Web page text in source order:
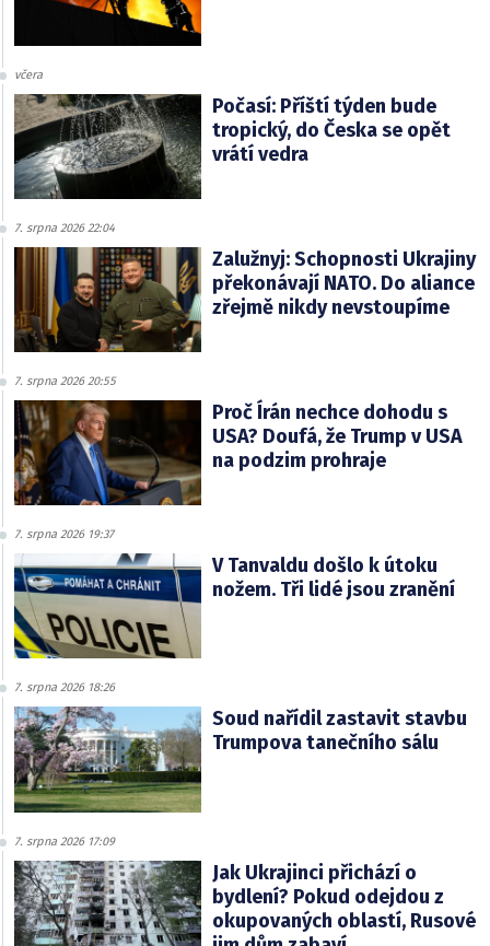
včera
Počasí: Příští týden bude
tropický, do Česka se opět
vrátí vedra
7. srpna 2026 22:04
Zalužnyj: Schopnosti Ukrajiny
překonávají NATO. Do aliance
zřejmě nikdy nevstoupíme
7. srpna 2026 20:55
Proč Írán nechce dohodu s
USA? Doufá, že Trump v USA
na podzim prohraje
7. srpna 2026 19:37
V Tanvaldu došlo k útoku
nožem. Tři lidé jsou zranění
7. srpna 2026 18:26
Soud nařídil zastavit stavbu
Trumpova tanečního sálu
7. srpna 2026 17:09
Jak Ukrajinci přichází o
bydlení? Pokud odejdou z
okupovaných oblastí, Rusové